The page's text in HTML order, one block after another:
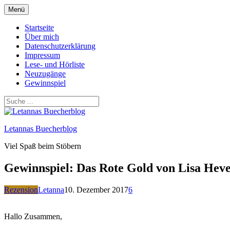
Zum
Inhalt
springen
Menü
Startseite
Über mich
Datenschutzerklärung
Impressum
Lese- und Hörliste
Neuzugänge
Gewinnspiel
Letannas Buecherblog
Viel Spaß beim Stöbern
Gewinnspiel: Das Rote Gold von Lisa
RezensionLetanna10. Dezember 20176
Hallo Zusammen,